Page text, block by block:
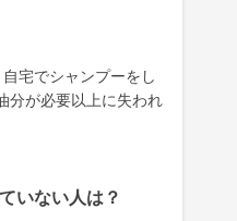
宅でシャンプーをし
分が必要以上に失われ
いない人は？